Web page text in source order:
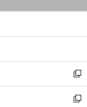
ン
ウ
開
く
新
し
い
新